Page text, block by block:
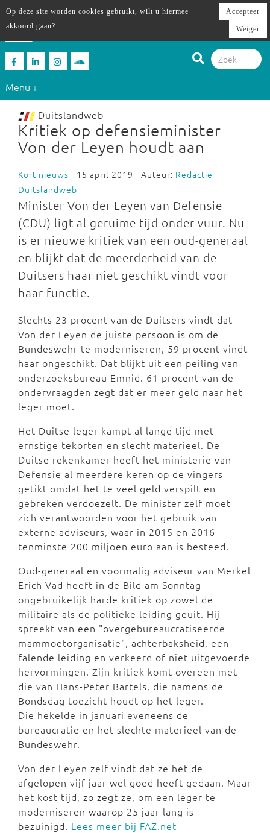
Menu ↓
Duitslandweb
Kritiek op defensieminister
Von der Leyen houdt aan
Kort nieuws - 15 april 2019 - Auteur: Redactie
Duitslandweb
Minister Von der Leyen van Defensie
(CDU) ligt al geruime tijd onder vuur. Nu
is er nieuwe kritiek van een oud-generaal
en blijkt dat de meerderheid van de
Duitsers haar niet geschikt vindt voor
haar functie.
Slechts 23 procent van de Duitsers vindt dat
Von der Leyen de juiste persoon is om de
Bundeswehr te moderniseren, 59 procent vindt
haar ongeschikt. Dat blijkt uit een peiling van
onderzoeksbureau Emnid. 61 procent van de
ondervraagden zegt dat er meer geld naar het
leger moet.
Het Duitse leger kampt al lange tijd met
ernstige tekorten en slecht materieel. De
Duitse rekenkamer heeft het ministerie van
Defensie al meerdere keren op de vingers
getikt omdat het te veel geld verspilt en
gebreken verdoezelt. De minister zelf moet
zich verantwoorden voor het gebruik van
externe adviseurs, waar in 2015 en 2016
tenminste 200 miljoen euro aan is besteed.
Oud-generaal en voormalig adviseur van Merkel
Erich Vad heeft in de Bild am Sonntag
ongebruikelijk harde kritiek op zowel de
militaire als de politieke leiding geuit. Hij
spreekt van een "overgebureaucratiseerde
mammoetorganisatie", achterbaksheid, een
falende leiding en verkeerd of niet uitgevoerde
hervormingen. Zijn kritiek komt overeen met
die van Hans-Peter Bartels, die namens de
Bondsdag toezicht houdt op het leger.
Die hekelde in januari eveneens de
bureaucratie en het slechte materieel van de
Bundeswehr.
Von der Leyen zelf vindt dat ze het de
afgelopen vijf jaar wel goed heeft gedaan. Maar
het kost tijd, zo zegt ze, om een leger te
moderniseren waarop 25 jaar lang is
bezuinigd. Lees meer bij FAZ.net
Op deze site worden cookies gebruikt, wilt u hiermee
akkoord gaan?
Accepteer
Weiger